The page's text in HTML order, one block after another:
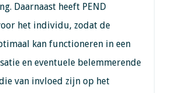
Daarnaast heeft PEND
het individu, zodat de
kan functioneren in een
en eventuele belemmerende
van invloed zijn op het